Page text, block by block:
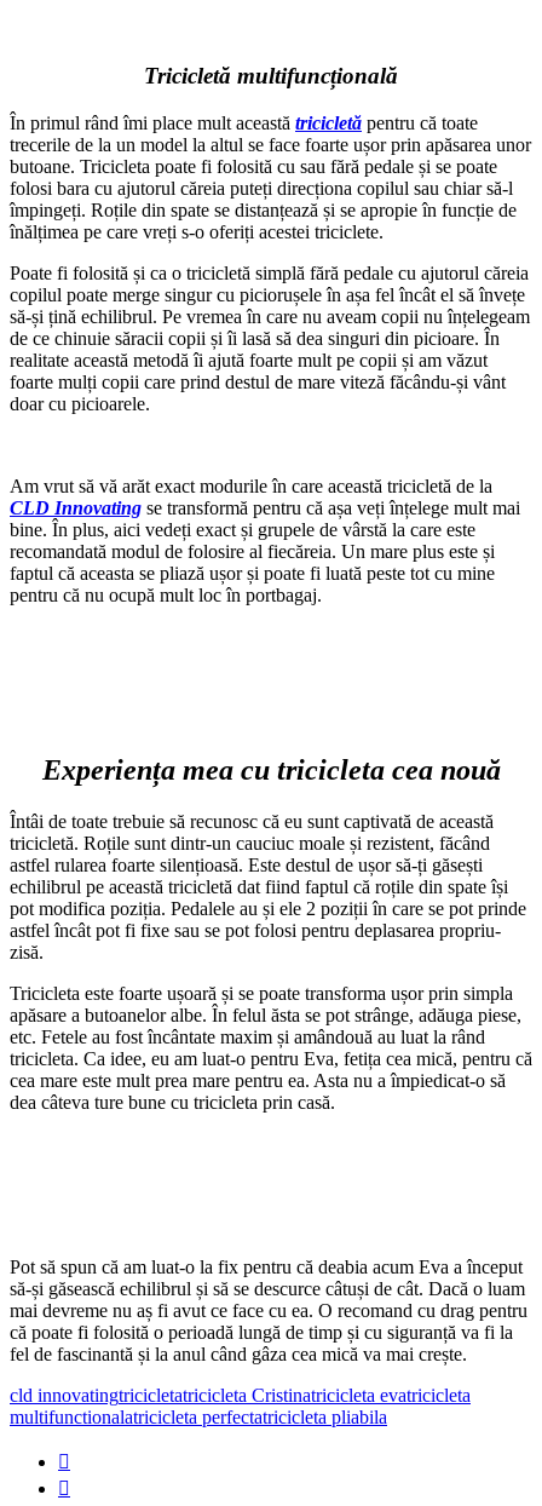
Tricicletă multifuncțională
În primul rând îmi place mult această tricicletă pentru că toate
trecerile de la un model la altul se face foarte ușor prin apăsarea unor
butoane. Tricicleta poate fi folosită cu sau fără pedale și se poate
folosi bara cu ajutorul căreia puteți direcționa copilul sau chiar să-l
împingeți. Roțile din spate se distanțează și se apropie în funcție de
înălțimea pe care vreți s-o oferiți acestei triciclete.
Poate fi folosită și ca o tricicletă simplă fără pedale cu ajutorul căreia
copilul poate merge singur cu piciorușele în așa fel încât el să învețe
să-și țină echilibrul. Pe vremea în care nu aveam copii nu înțelegeam
de ce chinuie săracii copii și îi lasă să dea singuri din picioare. În
realitate această metodă îi ajută foarte mult pe copii și am văzut
foarte mulți copii care prind destul de mare viteză făcându-și vânt
doar cu picioarele.
Am vrut să vă arăt exact modurile în care această tricicletă de la
CLD Innovating se transformă pentru că așa veți înțelege mult mai
bine. În plus, aici vedeți exact și grupele de vârstă la care este
recomandată modul de folosire al fiecăreia. Un mare plus este și
faptul că aceasta se pliază ușor și poate fi luată peste tot cu mine
pentru că nu ocupă mult loc în portbagaj.
Experiența mea cu tricicleta cea nouă
Întâi de toate trebuie să recunosc că eu sunt captivată de această
tricicletă. Roțile sunt dintr-un cauciuc moale și rezistent, făcând
astfel rularea foarte silențioasă. Este destul de ușor să-ți găsești
echilibrul pe această tricicletă dat fiind faptul că roțile din spate își
pot modifica poziția. Pedalele au și ele 2 poziții în care se pot prinde
astfel încât pot fi fixe sau se pot folosi pentru deplasarea propriu-
zisă.
Tricicleta este foarte ușoară și se poate transforma ușor prin simpla
apăsare a butoanelor albe. În felul ăsta se pot strânge, adăuga piese,
etc. Fetele au fost încântate maxim și amândouă au luat la rând
tricicleta. Ca idee, eu am luat-o pentru Eva, fetița cea mică, pentru că
cea mare este mult prea mare pentru ea. Asta nu a împiedicat-o să
dea câteva ture bune cu tricicleta prin casă.
Pot să spun că am luat-o la fix pentru că deabia acum Eva a început
să-și găsească echilibrul și să se descurce câtuși de cât. Dacă o luam
mai devreme nu aș fi avut ce face cu ea. O recomand cu drag pentru
că poate fi folosită o perioadă lungă de timp și cu siguranță va fi la
fel de fascinantă și la anul când gâza cea mică va mai crește.
cld innovatingtricicletatricicleta Cristinatricicleta evatricicleta
multifunctionalatricicleta perfectatricicleta pliabila